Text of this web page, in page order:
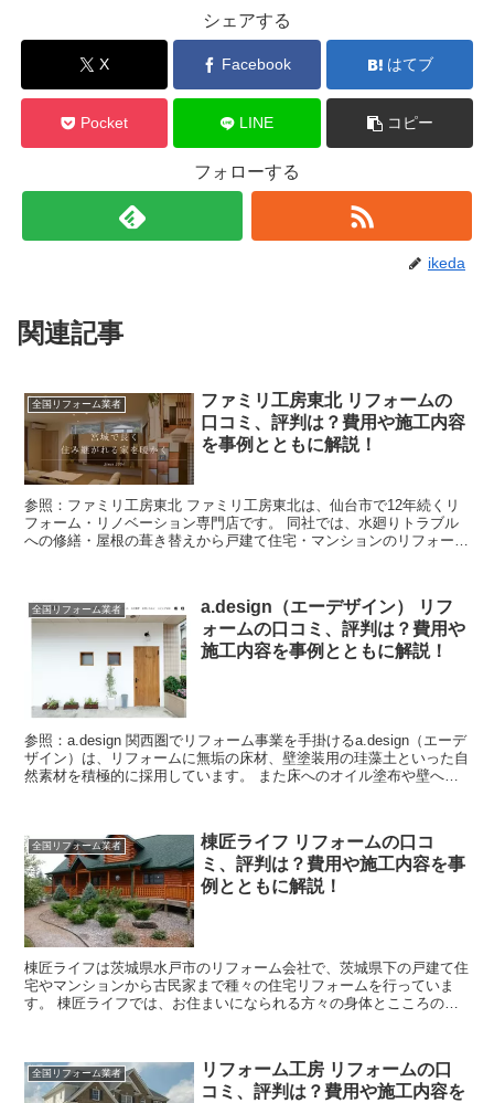
シェアする
X Facebook はてブ
Pocket LINE コピー
フォローする
ikeda
関連記事
全国リフォーム業者
ファミリ工房東北 リフォームの
口コミ、評判は？費用や施工内容
を事例とともに解説！
参照：ファミリ工房東北 ファミリ工房東北は、仙台市で12年続くリ
フォーム・リノベーション専門店です。 同社では、水廻りトラブル
への修繕・屋根の葺き替えから戸建て住宅・マンションのリフォー
全国リフォーム業者
a.design（エーデザイン） リフ
ォームの口コミ、評判は？費用や
施工内容を事例とともに解説！
参照：a.design 関西圏でリフォーム事業を手掛けるa.design（エーデ
ザイン）は、リフォームに無垢の床材、壁塗装用の珪藻土といった自
然素材を積極的に採用しています。 また床へのオイル塗布や壁への
全国リフォーム業者
棟匠ライフ リフォームの口コ
ミ、評判は？費用や施工内容を事
例とともに解説！
棟匠ライフは茨城県水戸市のリフォーム会社で、茨城県下の戸建て住
宅やマンションから古民家まで種々の住宅リフォームを行っていま
す。 棟匠ライフでは、お住まいになられる方々の身体とこころの健
全国リフォーム業者
リフォーム工房 リフォームの口
コミ、評判は？費用や施工内容を